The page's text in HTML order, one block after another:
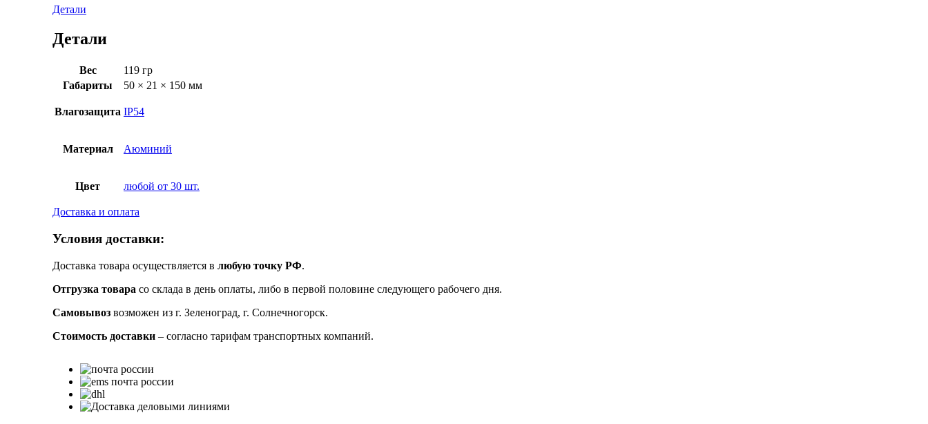
Детали
Детали
Вес
119 гр
Габариты
50 × 21 × 150 мм
Влагозащита IP54
Материал Аюминий
Цвет любой от 30 шт.
Доставка и оплата
Условия доставки:
Доставка товара осуществляется в любую точку РФ.
Отгрузка товара со склада в день оплаты, либо в первой половине следующего рабочего дня.
Самовывоз возможен из г. Зеленоград, г. Солнечногорск.
Стоимость доставки – согласно тарифам транспортных компаний.